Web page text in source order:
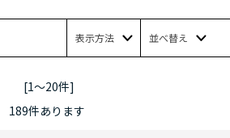
表示方法 並べ替え
[1～20件]
189件あります